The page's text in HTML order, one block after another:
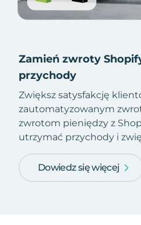
Zamień zwroty
przychody
Zwiększ satysfakcję
zautomatyzowanym
zwrotom pieniędzy z
utrzymać przychody i
Dowiedz się więcej